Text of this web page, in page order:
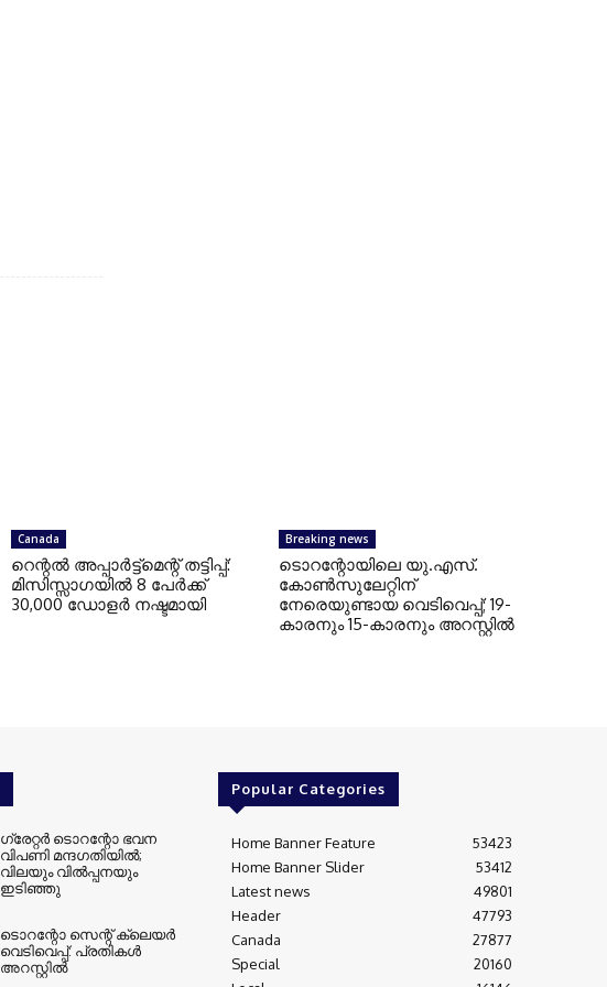
Canada
റെന്റല്‍ അപ്പാര്‍ട്ട്‌മെന്റ് തട്ടിപ്പ്:
മിസിസ്സാഗയില്‍ 8 പേര്‍ക്ക്
30,000 ഡോളര്‍ നഷ്ടമായി
Breaking news
ടൊറന്റോയിലെ യു.എസ്.
കോൺസുലേറ്റിന്
നേരെയുണ്ടായ വെടിവെപ്പ്; 19-
കാരനും 15-കാരനും അറസ്റ്റിൽ
ഗ്രേറ്റര്‍ ടൊറന്റോ ഭവന
വിപണി മന്ദഗതിയില്‍;
വിലയും വില്‍പ്പനയും
ഇടിഞ്ഞു
ടൊറന്റോ സെന്റ് ക്ലെയര്‍
വെടിവെപ്പ്: പ്രതികള്‍
അറസ്റ്റില്‍
Popular Categories
Home Banner Feature
53423
Home Banner Slider
53412
Latest news
49801
Header
47793
Canada
27877
Special
20160